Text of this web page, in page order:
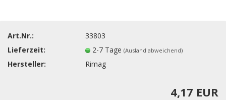
Art.Nr.:
33803
Lieferzeit:
2-7 Tage(Ausland abweichend)
Hersteller: Rimag
4,17 EUR